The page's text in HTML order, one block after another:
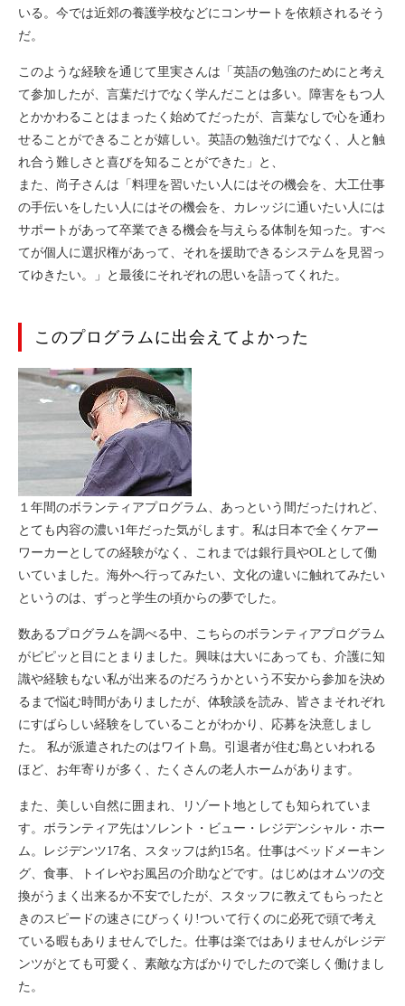
いる。今では近郊の養護学校などにコンサートを依頼されるそう
だ。
このような経験を通じて里実さんは「英語の勉強のためにと考え
て参加したが、言葉だけでなく学んだことは多い。障害をもつ人
とかかわることはまったく始めてだったが、言葉なしで心を通わ
せることができることが嬉しい。英語の勉強だけでなく、人と触
れ合う難しさと喜びを知ることができた」と、
また、尚子さんは「料理を習いたい人にはその機会を、大工仕事
の手伝いをしたい人にはその機会を、カレッジに通いたい人には
サポートがあって卒業できる機会を与えらる体制を知った。すべ
てが個人に選択権があって、それを援助できるシステムを見習っ
てゆきたい。」と最後にそれぞれの思いを語ってくれた。
このプログラムに出会えてよかった
１年間のボランティアプログラム、あっという間だったけれど、
とても内容の濃い1年だった気がします。私は日本で全くケアー
ワーカーとしての経験がなく、これまでは銀行員やOLとして働
いていました。海外へ行ってみたい、文化の違いに触れてみたい
というのは、ずっと学生の頃からの夢でした。
数あるプログラムを調べる中、こちらのボランティアプログラム
がピピッと目にとまりました。興味は大いにあっても、介護に知
識や経験もない私が出来るのだろうかという不安から参加を決め
るまで悩む時間がありましたが、体験談を読み、皆さまそれぞれ
にすばらしい経験をしていることがわかり、応募を決意しまし
た。 私が派遣されたのはワイト島。引退者が住む島といわれる
ほど、お年寄りが多く、たくさんの老人ホームがあります。
また、美しい自然に囲まれ、リゾート地としても知られていま
す。ボランティア先はソレント・ビュー・レジデンシャル・ホー
ム。レジデンツ17名、スタッフは約15名。仕事はベッドメーキン
グ、食事、トイレやお風呂の介助などです。はじめはオムツの交
換がうまく出来るか不安でしたが、スタッフに教えてもらったと
きのスピードの速さにびっくり!ついて行くのに必死で頭で考え
ている暇もありませんでした。仕事は楽ではありませんがレジデ
ンツがとても可愛く、素敵な方ばかりでしたので楽しく働けまし
た。